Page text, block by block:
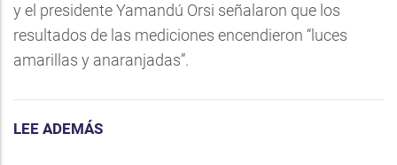
y el presidente Yamandú Orsi señalaron que los
resultados de las mediciones encendieron “luces
amarillas y anaranjadas”.
LEE ADEMÁS